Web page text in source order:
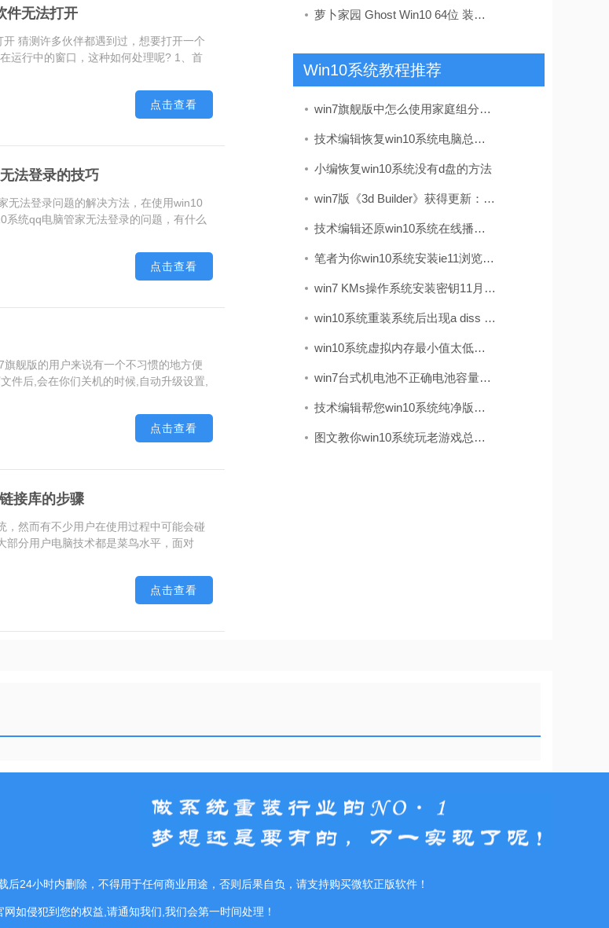
件无法打开
猜测许多伙伴都遇到过，想要打开一个
运行中的窗口，这种如何处理呢? 1、首
点击查看
法登录的技巧
无法登录问题的解决方法，在使用win10
统qq电脑管家无法登录的问题，有什么
点击查看
舰版的用户来说有一个不习惯的地方便
件后,会在你们关机的时候,自动升级设置,
点击查看
接库的步骤
然而有不少用户在使用过程中可能会碰
部分用户电脑技术都是菜鸟水平，面对
点击查看
萝卜家园 Ghost Win10 64位 装机版 v2019.08
Win10系统教程推荐
win7旗舰版中怎么使用家庭组分享文件（不建议使用）
技术编辑恢复win10系统电脑总是关不了机的解决办法
小编恢复win10系统没有d盘的方法
win7版《3d Builder》获得更新：加入了导入网络摄像头图像的办法
技术编辑还原win10系统在线播放视频有马赛克的问题
笔者为你win10系统安装ie11浏览器的步骤
win7 KMs操作系统安装密钥11月实时升级kms如何激活win7(图解)
win10系统重装系统后出现a diss read error occurred的处理教程
win10系统虚拟内存最小值太低的处理步骤
win7台式机电池不正确电池容量在哪儿看?电池健康状况的查看办法
技术编辑帮您win10系统纯净版打开log文件之后出现乱码的方法
图文教你win10系统玩老游戏总是会花屏的步骤
24小时内删除，不得用于任何商业用途，否则后果自负，请支持购买微软正版软件！
如侵犯到您的权益,请通知我们,我们会第一时间处理！